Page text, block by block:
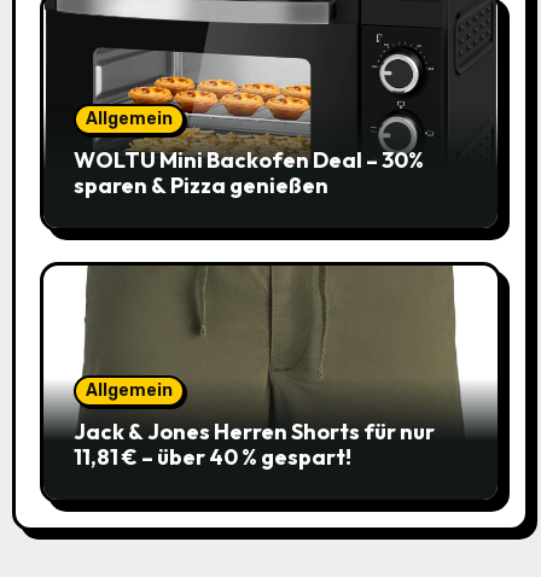
Allgemein
WOLTU Mini Backofen Deal – 30%
sparen & Pizza genießen
Allgemein
Jack & Jones Herren Shorts für nur
11,81 € – über 40 % gespart!